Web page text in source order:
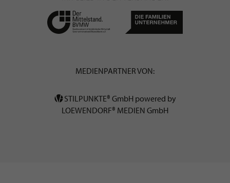
MEDIENPARTNER VON:
STILPUNKTE® GmbH powered by
LOEWENDORF® MEDIEN GmbH